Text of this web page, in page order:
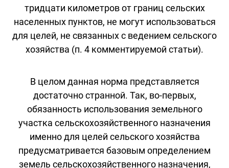
тридцати километров от границ сельских
населенных пунктов, не могут использоваться
для целей, не связанных с ведением сельского
хозяйства (п. 4 комментируемой статьи).
В целом данная норма представляется
достаточно странной. Так, во-первых,
обязанность использования земельного
участка сельскохозяйственного назначения
именно для целей сельского хозяйства
предусматривается базовым определением
земель сельскохозяйственного назначения,